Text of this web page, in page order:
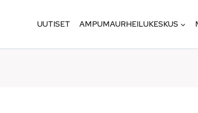
UUTISET AMPUMAURHEILUKESKUS